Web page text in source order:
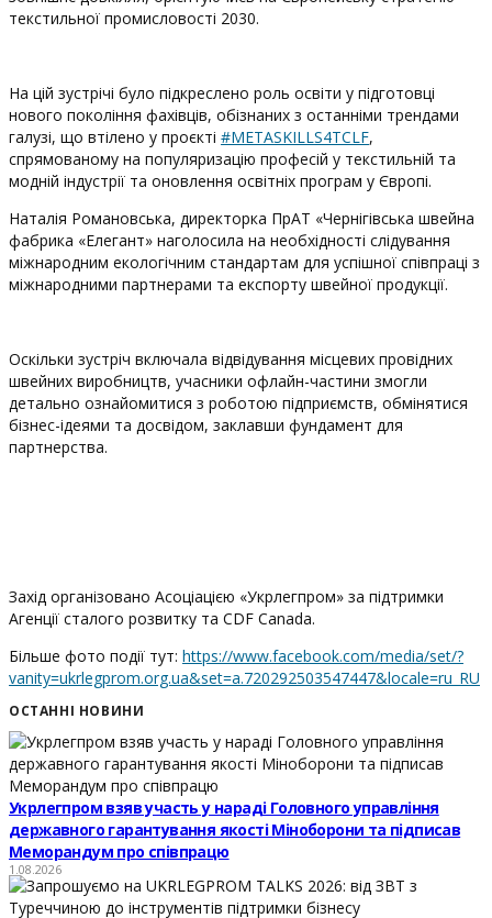
текстильної промисловості 2030.
На цій зустрічі було підкреслено роль освіти у підготовці
нового покоління фахівців, обізнаних з останніми трендами
галузі, що втілено у проєкті #METASKILLS4TCLF,
спрямованому на популяризацію професій у текстильній та
модній індустрії та оновлення освітніх програм у Європі.
Наталія Романовська, директорка ПрАТ «Чернігівська швейна
фабрика «Елегант» наголосила на необхідності слідування
міжнародним екологічним стандартам для успішної співпраці з
міжнародними партнерами та експорту швейної продукції.
Оскільки зустріч включала відвідування місцевих провідних
швейних виробництв, учасники офлайн-частини змогли
детально ознайомитися з роботою підприємств, обмінятися
бізнес-ідеями та досвідом, заклавши фундамент для
партнерства.
Захід організовано Асоціацією «Укрлегпром» за підтримки
Агенції сталого розвитку та СDF Canada.
Більше фото події тут: https://www.facebook.com/media/set/?
vanity=ukrlegprom.org.ua&set=a.720292503547447&locale=ru_RU
ОСТАННІ НОВИНИ
Укрлегпром взяв участь у нараді Головного управління
державного гарантування якості Міноборони та підписав
Меморандум про співпрацю
1.08.2026